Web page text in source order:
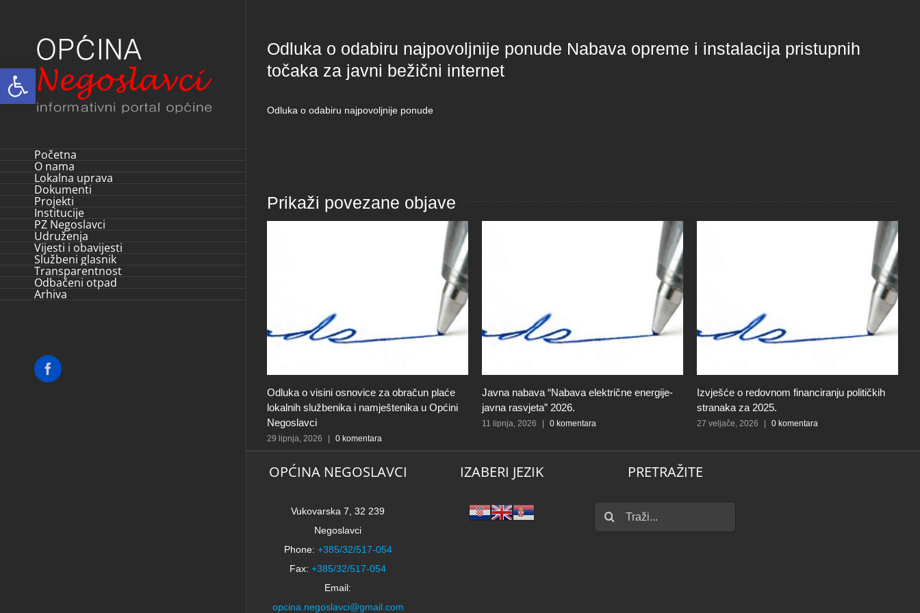
Open toolbar
Početna
O nama
Lokalna uprava
Dokumenti
Projekti
Institucije
PZ Negoslavci
Udruženja
Vijesti i obavijesti
Službeni glasnik
Transparentnost
Odbačeni otpad
Arhiva
Facebook
Odluka o odabiru najpovoljnije ponude Nabava opreme i instalacija pristupnih
točaka za javni bežični internet
Odluka o odabiru najpovoljnije ponude
Prikaži povezane objave
Odluka o visini osnovice za obračun plaće
lokalnih službenika i namještenika u Općini
Negoslavci
29 lipnja, 2026 0 komentara
Javna nabava “Nabava električne energije-
javna rasvjeta” 2026.
11 lipnja, 2026 0 komentara
Izvješće o redovnom financiranju političkih
stranaka za 2025.
27 veljače, 2026 0 komentara
OPĆINA NEGOSLAVCI
Vukovarska 7, 32 239
Negoslavci
Phone: +385/32/517-054
Fax: +385/32/517-054
Email:
opcina.negoslavci@gmail.com
IZABERI JEZIK PRETRAŽITE
Traži...